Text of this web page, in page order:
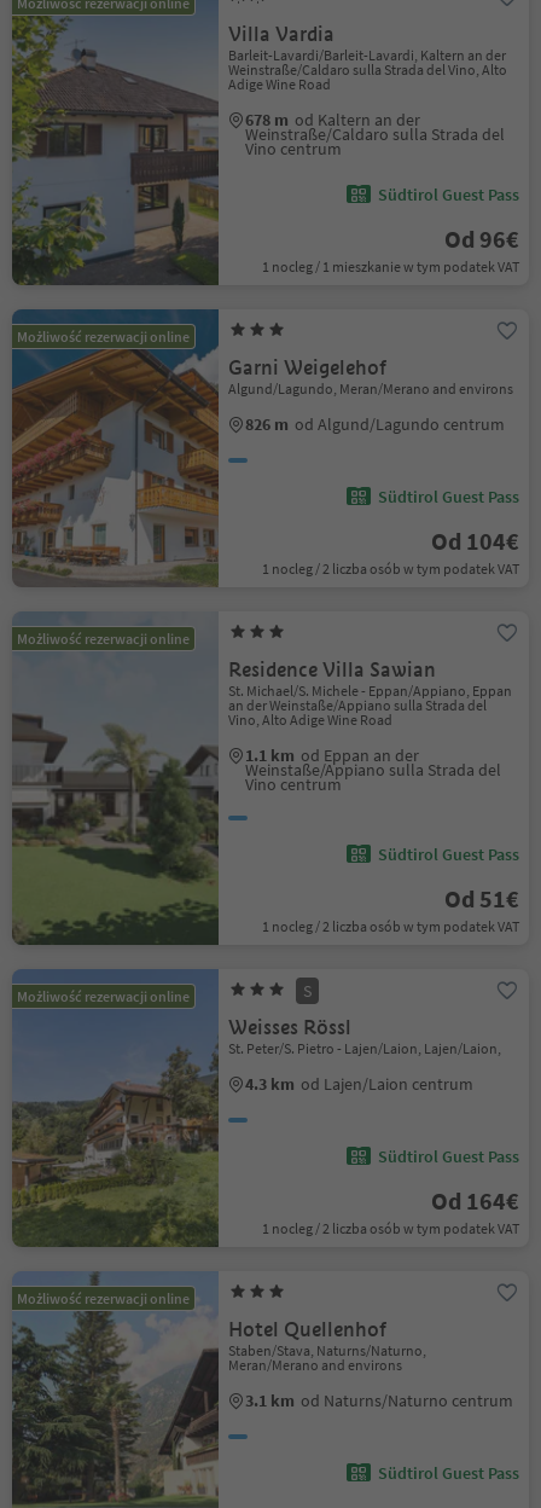
Villa Vardia
Barleit-Lavardi/Barleit-Lavardi, Kaltern an der
Weinstraße/Caldaro sulla Strada del Vino, Alto
Adige Wine Road
678 m od Kaltern an der
Weinstraße/Caldaro sulla Strada del
Vino centrum
Südtirol Guest Pass
Od 96€
1 nocleg / 1 mieszkanie w tym podatek VAT
Możliwość rezerwacji online
Garni Weigelehof
Algund/Lagundo, Meran/Merano and environs
826 m od Algund/Lagundo centrum
Südtirol Guest Pass
Od 104€
1 nocleg / 2 liczba osób w tym podatek VAT
Możliwość rezerwacji online
Residence Villa Sawian
St. Michael/S. Michele - Eppan/Appiano, Eppan
an der Weinstaße/Appiano sulla Strada del
Vino, Alto Adige Wine Road
1.1 km od Eppan an der
Weinstaße/Appiano sulla Strada del
Vino centrum
Südtirol Guest Pass
Od 51€
1 nocleg / 2 liczba osób w tym podatek VAT
Możliwość rezerwacji online S
Weisses Rössl
St. Peter/S. Pietro - Lajen/Laion, Lajen/Laion,
4.3 km od Lajen/Laion centrum
Südtirol Guest Pass
Od 164€
1 nocleg / 2 liczba osób w tym podatek VAT
Możliwość rezerwacji online
Hotel Quellenhof
Staben/Stava, Naturns/Naturno,
Meran/Merano and environs
3.1 km od Naturns/Naturno centrum
Südtirol Guest Pass